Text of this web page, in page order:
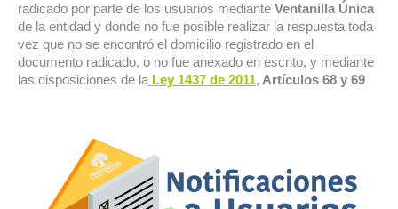
radicado por parte de los usuarios mediante Ventanilla Única
de la entidad y donde no fue posible realizar la respuesta toda
vez que no se encontró el domicilio registrado en el
documento radicado, o no fue anexado en escrito, y mediante
las disposiciones de la Ley 1437 de 2011, Artículos 68 y 69